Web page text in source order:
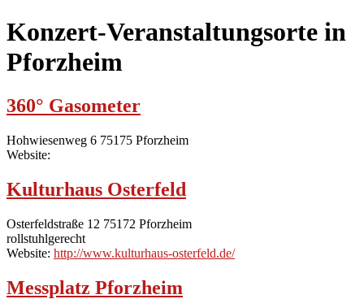
Konzert-Veranstaltungsorte in
Pforzheim
360° Gasometer
Hohwiesenweg 6 75175 Pforzheim
Website:
Kulturhaus Osterfeld
Osterfeldstraße 12 75172 Pforzheim
rollstuhlgerecht
Website: http://www.kulturhaus-osterfeld.de/
Messplatz Pforzheim